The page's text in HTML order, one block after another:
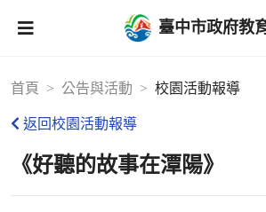
臺中市政府教
首頁 公告與活動 校園活動報導
返回校園活動報導
《好聽的故事在潭陽》